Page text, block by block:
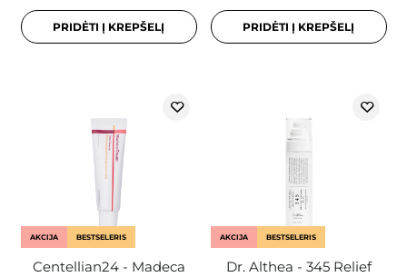
PRIDĖTI Į KREPŠELĮ PRIDĖTI Į KREPŠELĮ
AKCIJA BESTSELERIS
Centellian24 - Madeca
AKCIJA BESTSELERIS
Dr. Althea - 345 Relief